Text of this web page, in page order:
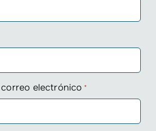
electrónico *